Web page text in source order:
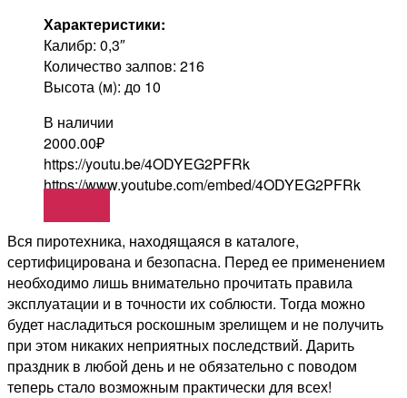
Характеристики:
Калибр: 0,3″
Количество залпов: 216
Высота (м): до 10
В наличии
2000.00₽
https://youtu.be/4ODYEG2PFRk
https://www.youtube.com/embed/4ODYEG2PFRk
Вся пиротехника, находящаяся в каталоге,
сертифицирована и безопасна. Перед ее применением
необходимо лишь внимательно прочитать правила
эксплуатации и в точности их соблюсти. Тогда можно
будет насладиться роскошным зрелищем и не получить
при этом никаких неприятных последствий. Дарить
праздник в любой день и не обязательно с поводом
теперь стало возможным практически для всех!